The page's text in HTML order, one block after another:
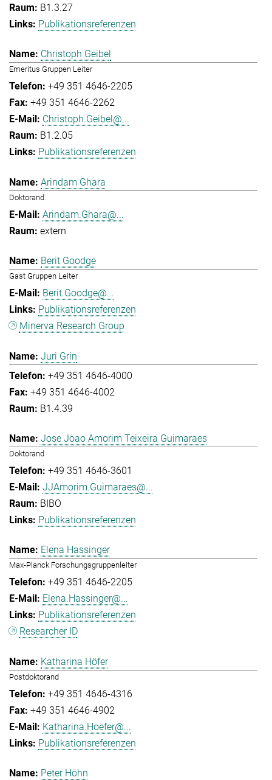
B1.3.27
Publikationsreferenzen
Christoph Geibel
Emeritus Gruppen Leiter
+49 351 4646-2205
+49 351 4646-2262
Christoph.Geibel@...
B1.2.05
Publikationsreferenzen
Arindam Ghara
Doktorand
Arindam.Ghara@...
extern
Berit Goodge
Gast Gruppen Leiter
Berit.Goodge@...
Publikationsreferenzen
Minerva Research Group
Juri Grin
+49 351 4646-4000
+49 351 4646-4002
B1.4.39
Jose Joao Amorim Teixeira Guimaraes
Doktorand
+49 351 4646-3601
JJAmorim.Guimaraes@...
BIBO
Publikationsreferenzen
Elena Hassinger
Max-Planck Forschungsgruppenleiter
+49 351 4646-2205
Elena.Hassinger@...
Publikationsreferenzen
Researcher ID
Katharina Höfer
Postdoktorand
+49 351 4646-4316
+49 351 4646-4902
Katharina.Hoefer@...
Publikationsreferenzen
Peter Höhn